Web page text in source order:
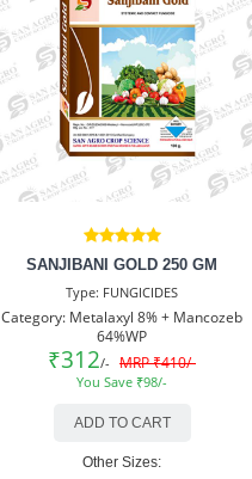
SANJIBANI GOLD 250 GM
Type: FUNGICIDES
Category: Metalaxyl 8% + Mancozeb
64%WP
₹312/- MRP ₹410/-
You Save ₹98/-
ADD TO CART
Other Sizes: